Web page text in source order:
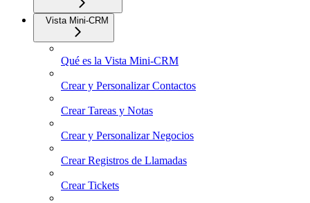
Vista Mini-CRM
Qué es la Vista Mini-CRM
Crear y Personalizar Contactos
Crear Tareas y Notas
Crear y Personalizar Negocios
Crear Registros de Llamadas
Crear Tickets